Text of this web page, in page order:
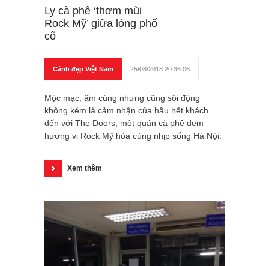
Ly cà phê ‘thơm mùi
Rock Mỹ’ giữa lòng phố
cổ
Cảnh đẹp Việt Nam 25/08/2018 20:36:06
Mộc mạc, ấm cúng nhưng cũng sôi động
không kém là cảm nhận của hầu hết khách
đến với The Doors, một quán cà phê đem
hương vị Rock Mỹ hòa cùng nhịp sống Hà Nội.
Xem thêm